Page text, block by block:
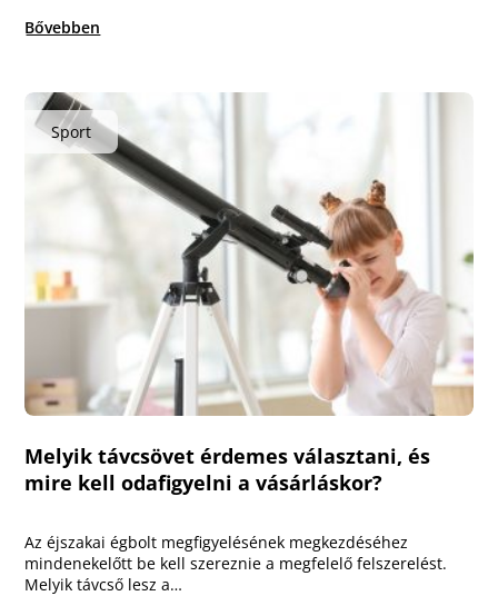
Bővebben
Sport
Melyik távcsövet érdemes választani, és
mire kell odafigyelni a vásárláskor?
Az éjszakai égbolt megfigyelésének megkezdéséhez
mindenekelőtt be kell szereznie a megfelelő felszerelést.
Melyik távcső lesz a…